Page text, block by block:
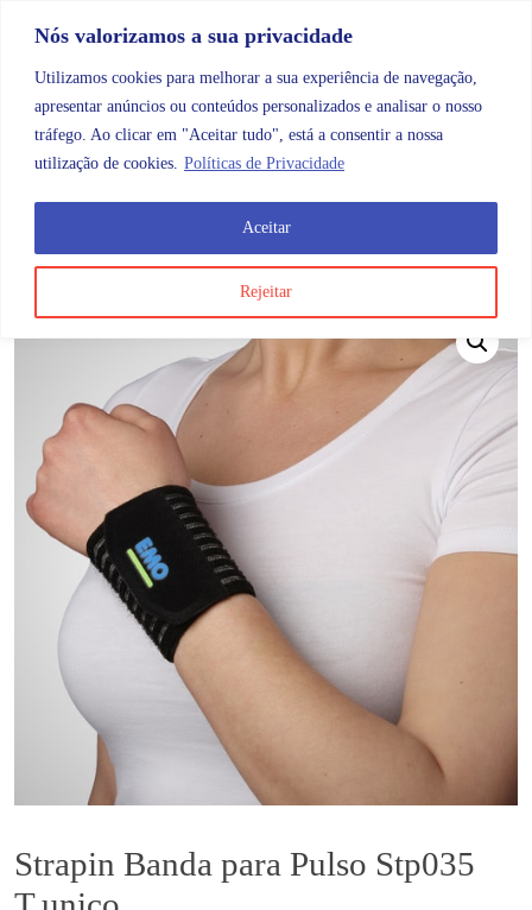
Nós valorizamos a sua privacidade
Utilizamos cookies para melhorar a sua experiência de navegação,
apresentar anúncios ou conteúdos personalizados e analisar o nosso
tráfego. Ao clicar em "Aceitar tudo", está a consentir a nossa
utilização de cookies. Políticas de Privacidade
Rejeitar
Aceitar
Categorias
Strapin Banda para Pulso Stp035